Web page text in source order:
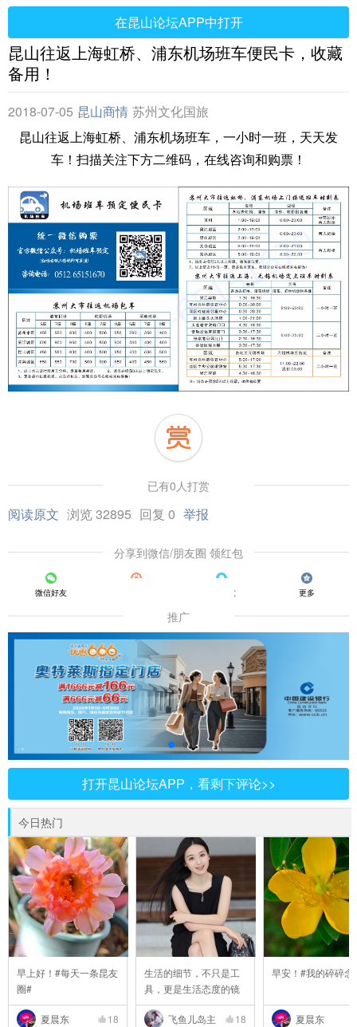
在昆山论坛APP中打开
昆山往返上海虹桥、浦东机场班车便民卡，收藏
备用！
2018-07-05 昆山商情 苏州文化国旅
昆山往返上海虹桥、浦东机场班车，一小时一班，天天发
车！扫描关注下方二维码，在线咨询和购票！
已有0人打赏
阅读原文 浏览 32895 回复 0 举报
分享到微信/朋友圈 领红包
微信好友 QQ好友 更多
推广
打开昆山论坛APP，看剩下评论>>
今日热门
早上好！#每天一条昆友
圈#
夏晨东 18
生活的细节，不只是工
具，更是生活态度的镜
..
飞鱼儿岛主
18
早安！#我的碎碎念
夏晨东